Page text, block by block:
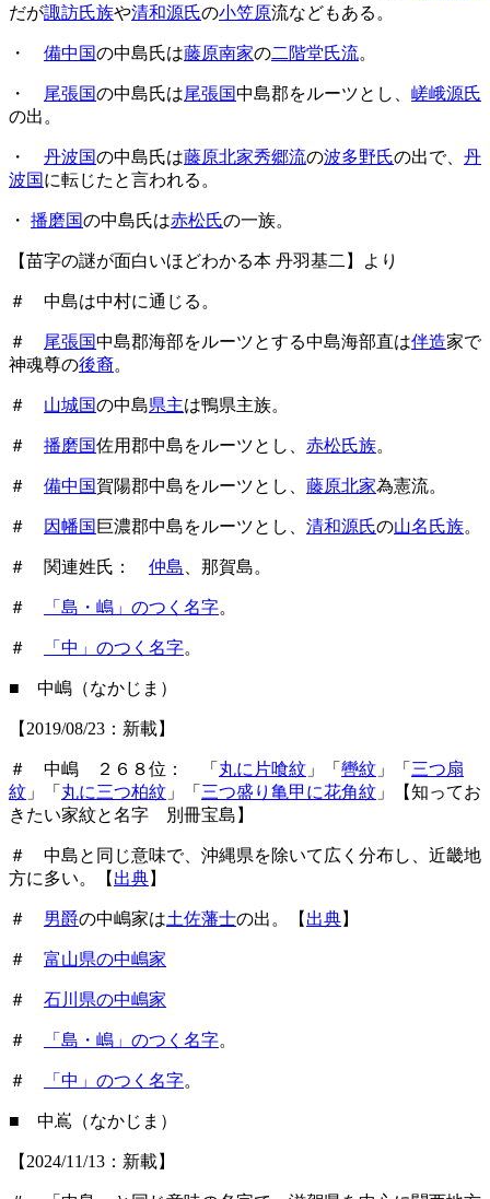
だが諏訪氏族や清和源氏の小笠原流などもある。
・ 備中国の中島氏は藤原南家の二階堂氏流。
・ 尾張国の中島氏は尾張国中島郡をルーツとし、 嵯峨源氏
の出。
・ 丹波国の中島氏は藤原北家秀郷流の波多野氏の出で、 丹
波国に転じたと言われる。
・ 播磨国の中島氏は赤松氏の一族。
【苗字の謎が面白いほどわかる本 丹羽基二】より
＃ 中島は中村に通じる。
＃ 尾張国中島郡海部をルーツとする中島海部直は伴造家で
神魂尊の後裔。
＃ 山城国の中島県主は鴨県主族。
＃ 播磨国佐用郡中島をルーツとし、 赤松氏族。
＃ 備中国賀陽郡中島をルーツとし、 藤原北家為憲流。
＃ 因幡国 巨濃郡中島をルーツとし、 清和源氏の山名氏族。
＃ 関連姓氏： 仲島 、那賀島。
＃ 「島・嶋」のつく名字。
＃ 「中」のつく名字。
■ 中嶋（なかじま）
【2019/08/23：新載】
＃ 中嶋 ２６８位： 「 丸に片喰紋 」「 轡紋 」「 三つ扇
紋 」「 丸に三つ柏紋 」「 三つ盛り亀甲に花角紋 」【知ってお
きたい家紋と名字 別冊宝島】
＃ 中島と同じ意味で、沖縄県を除いて広く分布し、近畿地
方に多い。【 出典】
＃ 男爵の中嶋家は土佐藩士の出。【 出典】
＃ 富山県の中嶋家
＃ 石川県の中嶋家
＃ 「島・嶋」のつく名字。
＃ 「中」のつく名字。
■ 中嶌（なかじま）
【2024/11/13：新載】